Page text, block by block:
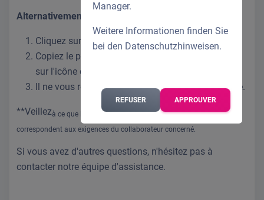
Alternativement :
Cliquez sur un profil déjà existant*.
Copiez le profil en ouvrant le profil et en cliquant
sur l'icône de copie en haut.
Il ne vous reste plus qu'à adapter le droit au congé.
**Veillezà ce que les paramètres en dehors de la gestion des congés
correspondent aux exigences du collaborateur concerné.
Si vous avez d'autres questions, n'hésitez pas à
contacter notre équipe d'assistance.
Manager.
Weitere Informationen finden Sie
bei den Datenschutzhinweisen.
REFUSER APPROUVER